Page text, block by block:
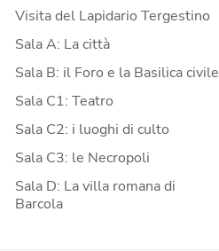
Visita del Lapidario Tergestino
Sala A: La città
Sala B: il Foro e la Basilica civile
Sala C1: Teatro
Sala C2: i luoghi di culto
Sala C3: le Necropoli
Sala D: La villa romana di
Barcola